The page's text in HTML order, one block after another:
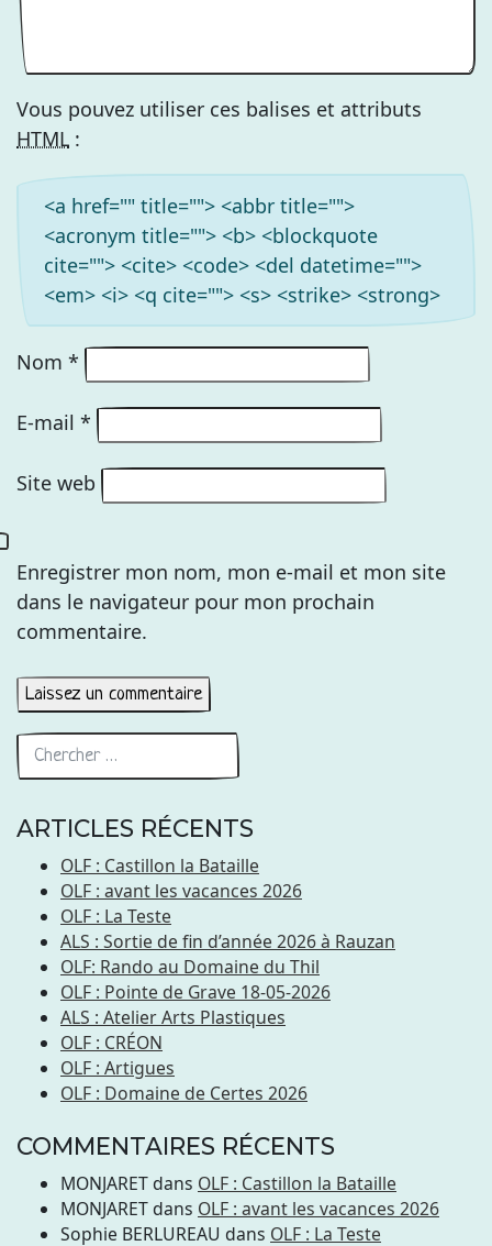
Vous pouvez utiliser ces balises et attributs
HTML :
<a href="" title=""> <abbr title="">
<acronym title=""> <b> <blockquote
cite=""> <cite> <code> <del datetime="">
<em> <i> <q cite=""> <s> <strike> <strong>
Nom *
E-mail *
Site web
Enregistrer mon nom, mon e-mail et mon site
dans le navigateur pour mon prochain
commentaire.
ARTICLES RÉCENTS
OLF : Castillon la Bataille
OLF : avant les vacances 2026
OLF : La Teste
ALS : Sortie de fin d’année 2026 à Rauzan
OLF: Rando au Domaine du Thil
OLF : Pointe de Grave 18-05-2026
ALS : Atelier Arts Plastiques
OLF : CRÉON
OLF : Artigues
OLF : Domaine de Certes 2026
COMMENTAIRES RÉCENTS
MONJARETdans OLF : Castillon la Bataille
MONJARETdans OLF : avant les vacances 2026
Sophie BERLUREAU dans OLF : La Teste